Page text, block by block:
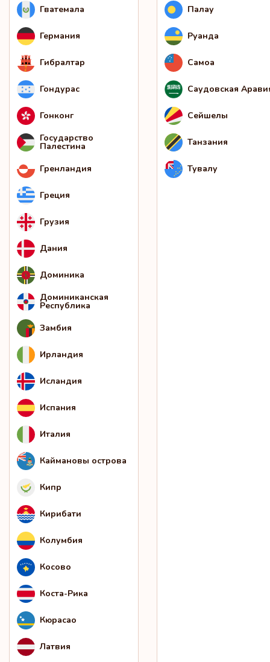
Гватемала
Германия
Гибралтар
Гондурас
Гонконг
Государство
Палестина
Гренландия
Греция
Грузия
Дания
Доминика
Доминиканская
Республика
Замбия
Ирландия
Исландия
Испания
Италия
Каймановы острова
Кипр
Кирибати
Колумбия
Косово
Коста-Рика
Кюрасао
Латвия
Палау
Руанда
Самоа
Саудовская
Сейшелы
Танзания
Тувалу